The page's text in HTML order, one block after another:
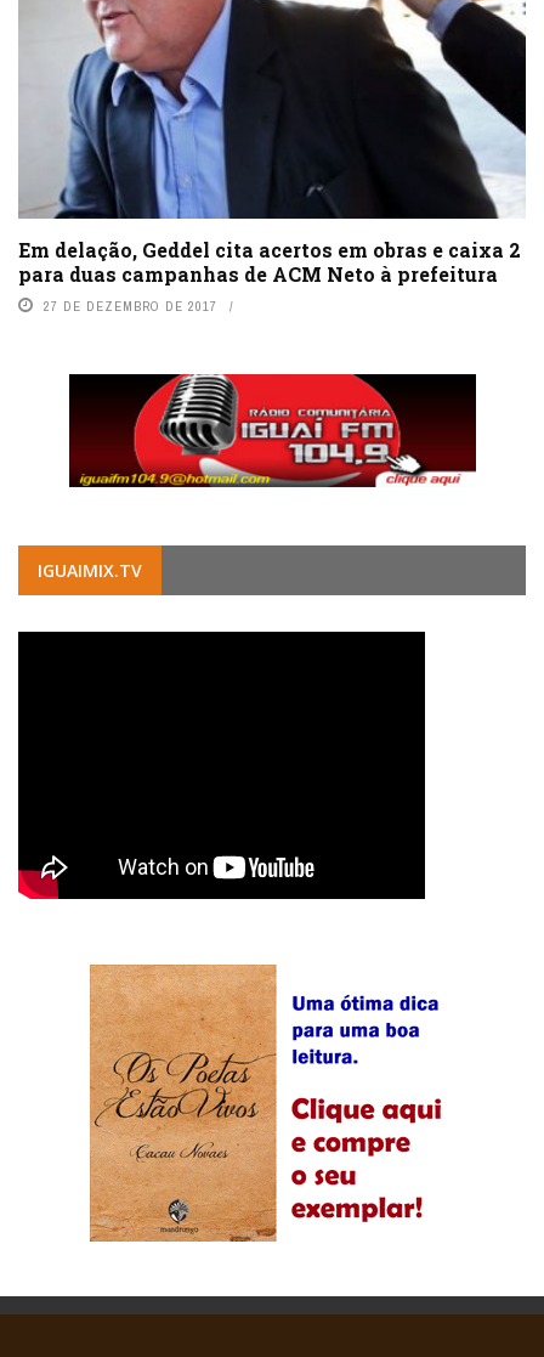
Em delação, Geddel cita acertos em obras e caixa 2
para duas campanhas de ACM Neto à prefeitura
27 DE DEZEMBRO DE 2017
IGUAIMIX.TV